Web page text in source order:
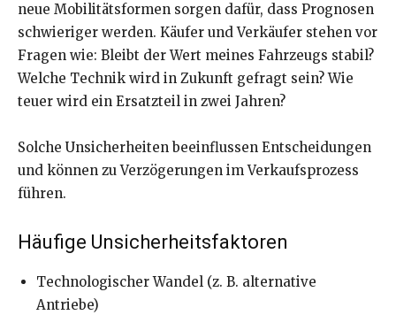
neue Mobilitätsformen sorgen dafür, dass Prognosen
schwieriger werden. Käufer und Verkäufer stehen vor
Fragen wie: Bleibt der Wert meines Fahrzeugs stabil?
Welche Technik wird in Zukunft gefragt sein? Wie
teuer wird ein Ersatzteil in zwei Jahren?
Solche Unsicherheiten beeinflussen Entscheidungen
und können zu Verzögerungen im Verkaufsprozess
führen.
Häufige Unsicherheitsfaktoren
Technologischer Wandel (z. B. alternative
Antriebe)